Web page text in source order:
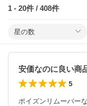
1 - 20件 / 408件
星の数
安価なのに良い商
5
ポイズンリムーバー